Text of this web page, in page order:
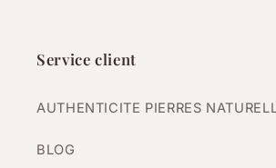
Service client
AUTHENTICITE PIERRES
BLOG